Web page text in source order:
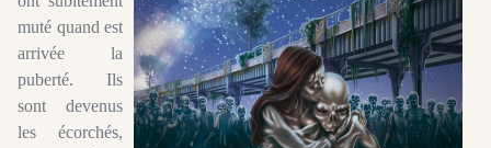
muté quand est
arrivée la
puberté. Ils
sont devenus
les écorchés,